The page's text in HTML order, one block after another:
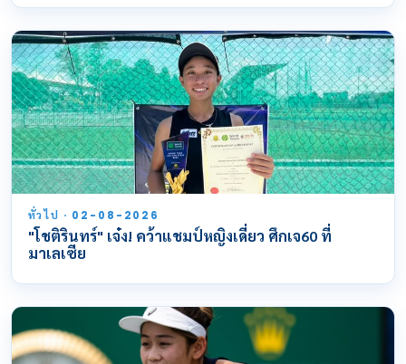
ทั่วไป · 02-08-2026
"โชติรินทร์" เจ๋ง! คว้าแชมป์หญิงเดี่ยว ศึกเจ60 ที่
มาเลเซีย